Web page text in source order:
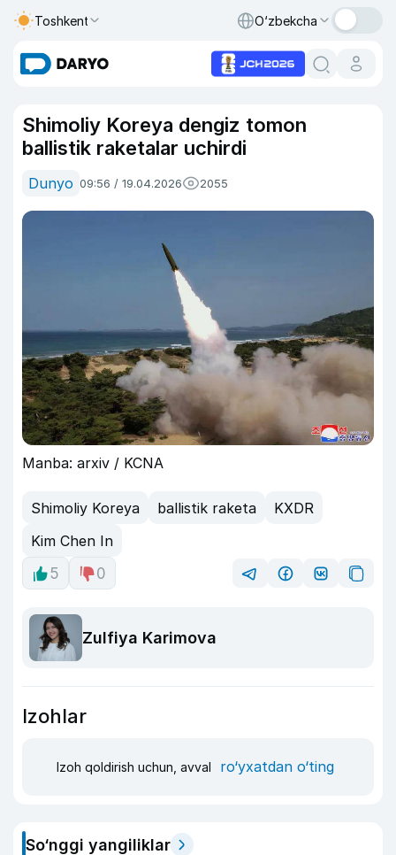
Toshkent O‘zbekcha
Shimoliy Koreya dengiz tomon
ballistik raketalar uchirdi
Dunyo 09:56 / 19.04.2026 2055
Manba: arxiv / KCNA
Shimoliy Koreya ballistik raketa
KXDR
Kim Chen In
5
0
Zulfiya Karimova
Izohlar
Izoh qoldirish uchun, avval ro‘yxatdan o‘ting
So‘nggi yangiliklar